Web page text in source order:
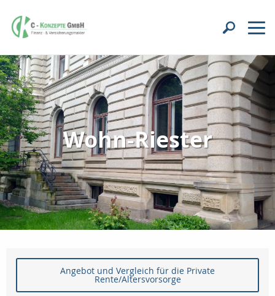
Wohn-Riester
Angebot und Vergleich für die Private
Rente/Altersvorsorge